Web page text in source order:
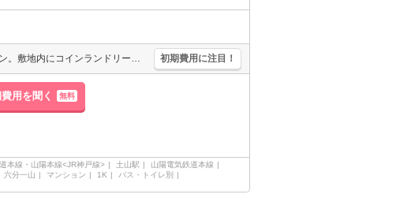
単身者限定。家具・家電付。オートロックつきマンション。敷地内にコインランドリーあり。南向きで日当り良好。水道料金月3,000円。駐輪場月1,100円。 初期費用に注目！
用を聞く 無料
本線・山陽本線<JR神戸線> 土山駅
山陽電気鉄道本線
六分一山 マンション 1K
バス・トイレ別